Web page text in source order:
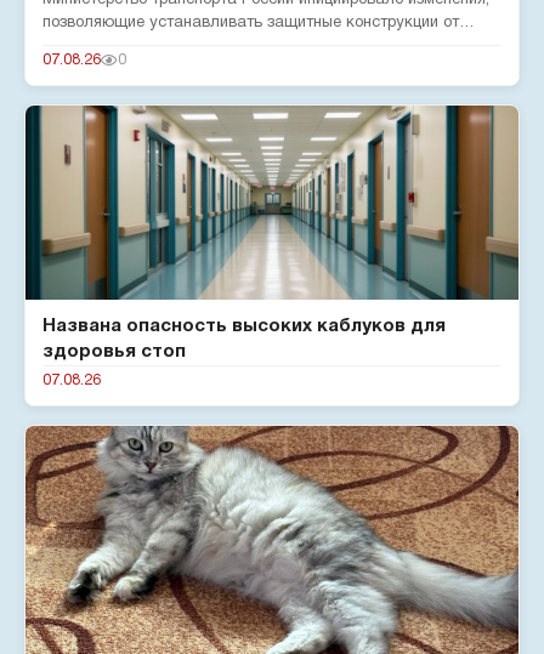
позволяющие устанавливать защитные конструкции от
07.08.26 0
Названа опасность высоких каблуков для
здоровья стоп
07.08.26